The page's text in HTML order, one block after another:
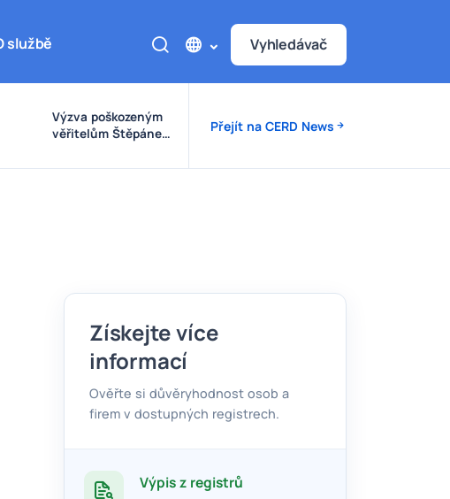
službě Vyhledávač
Výzva poškozeným
věřitelům Štěpánek
Přejít na CERD News
Získejte více
informací
Ověřte si důvěryhodnost osob a
firem v dostupných registrech.
Výpis z registrů